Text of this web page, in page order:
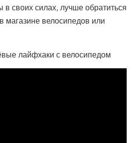
своих силах, лучше обратиться
магазине велосипедов или
лайфхаки с велосипедом